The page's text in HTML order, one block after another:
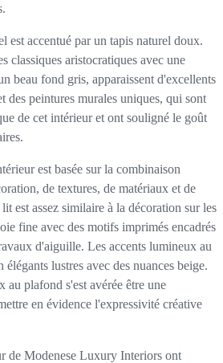
est accentué par un tapis naturel doux.
classiques aristocratiques avec une
beau fond gris, apparaissent d'excellents
des peintures murales uniques, qui sont
de cet intérieur et ont souligné le goût
est basée sur la combinaison
de textures, de matériaux et de
est assez similaire à la décoration sur les
fine avec des motifs imprimés encadrés
d'aiguille. Les accents lumineux au
lustres avec des nuances beige.
au plafond s'est avérée être une
en évidence l'expressivité créative
de Modenese Luxury Interiors ont